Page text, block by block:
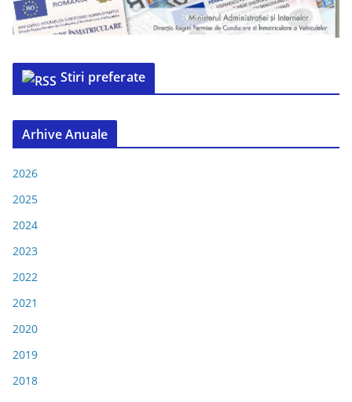
Stiri preferate
Arhive Anuale
2026
2025
2024
2023
2022
2021
2020
2019
2018